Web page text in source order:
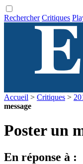
Rechercher Critiques
Accueil > Critiques >
message
Poster un
En réponse à :